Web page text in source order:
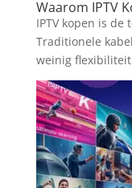
Waarom IPTV
IPTV kopen is de
Traditionele
weinig